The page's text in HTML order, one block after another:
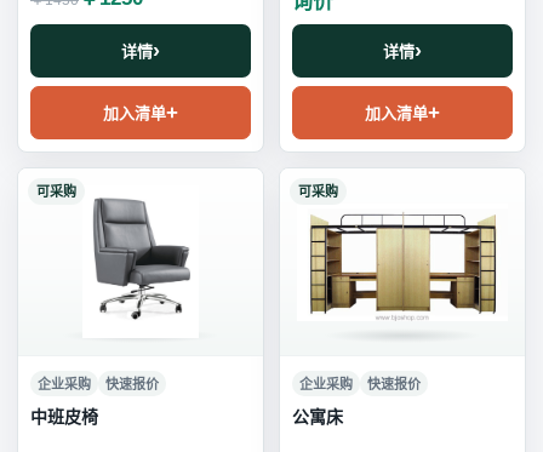
详情
加入清单
详情
加入清单
可采购
企业采购 快速报价
中班皮椅
可采购
企业采购 快速报价
公寓床